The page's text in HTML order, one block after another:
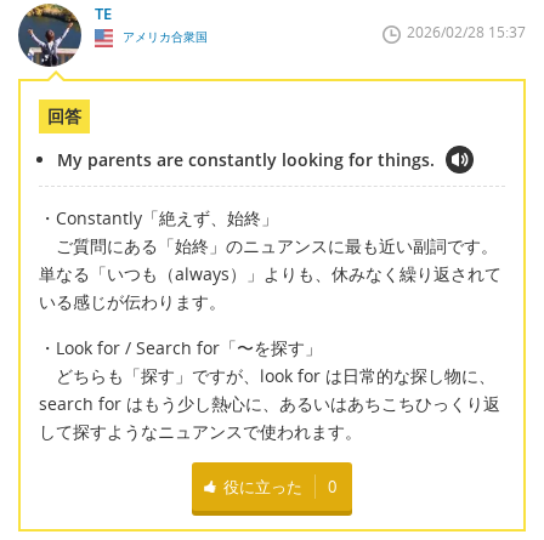
TE
アメリカ合衆国 2026/02/28 15:37
回答
My parents are constantly looking for things.
・Constantly「絶えず、始終」
ご質問にある「始終」のニュアンスに最も近い副詞です。
単なる「いつも（always）」よりも、休みなく繰り返されて
いる感じが伝わります。
・Look for / Search for「〜を探す」
どちらも「探す」ですが、look for は日常的な探し物に、
search for はもう少し熱心に、あるいはあちこちひっくり返
して探すようなニュアンスで使われます。
役に立った 0